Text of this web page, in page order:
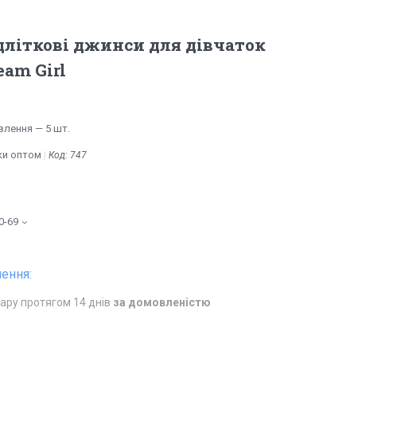
джинси для дівчаток
Girl
— 5 шт.
оптом Код: 747
69
протягом 14 днів за домовленістю